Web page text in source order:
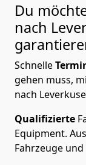
Du
nach
Schnelle
gehen muss,
nach
Qualifizierte
Equipment.
Fahrzeuge